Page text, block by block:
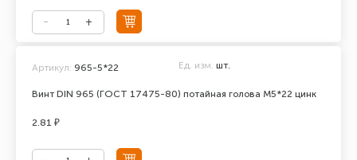
Винт DIN 965 (ГОСТ 17475-80) потайная голова М5*22 цинк
Артикул: 965-5*22 Ед. изм. шт.
2.81 ₽